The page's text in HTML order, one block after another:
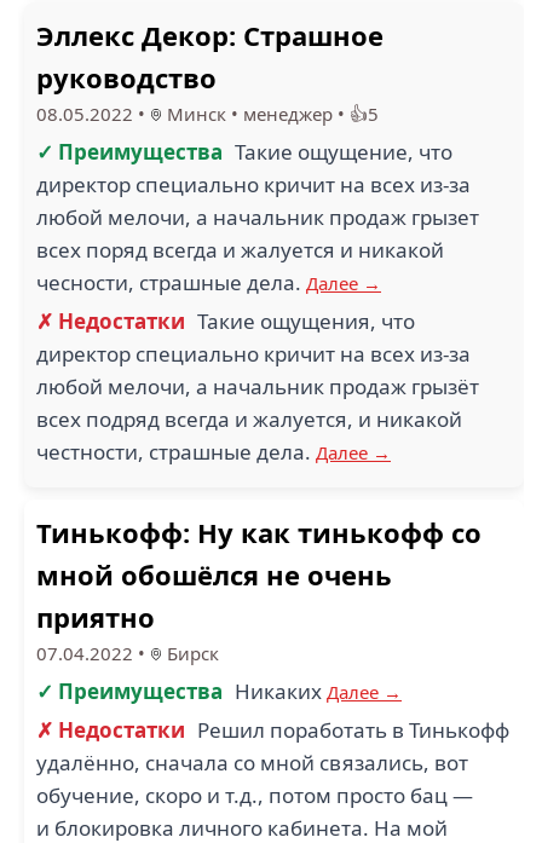
Эллекс Декор: Страшное
руководство
08.05.2022 • Минск • менеджер • 👍5
✓ Преимущества Такие ощущение, что
директор специально кричит на всех из-за
любой мелочи, а начальник продаж грызет
всех поряд всегда и жалуется и никакой
чесности, страшные дела. Далее →
✗ Недостатки Такие ощущения, что
директор специально кричит на всех из-за
любой мелочи, а начальник продаж грызёт
всех подряд всегда и жалуется, и никакой
честности, страшные дела. Далее →
Тинькофф: Ну как тинькофф со
мной обошёлся не очень
приятно
07.04.2022 • Бирск
✓ Преимущества Никаких Далее →
✗ Недостатки Решил поработать в Тинькофф
удалённо, сначала со мной связались, вот
обучение, скоро и т.д., потом просто бац —
и блокировка личного кабинета. На мой